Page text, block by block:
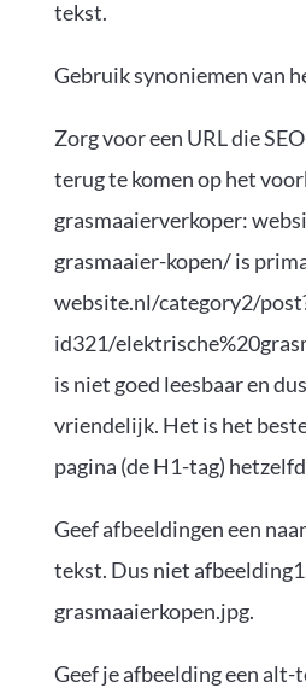
tekst.
Gebruik synoniemen van
Zorg voor een URL die
terug te komen op het
grasmaaierverkoper:
grasmaaier-kopen/is
website.nl/category2/
id321/
is niet goed leesbaar en
vriendelijk. Het is het
pagina (de H1-tag)
Geef afbeeldingen een
tekst. Dus niet
grasmaaierkopen.jpg.
Geef je afbeelding een